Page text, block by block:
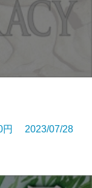
円 2023/07/28